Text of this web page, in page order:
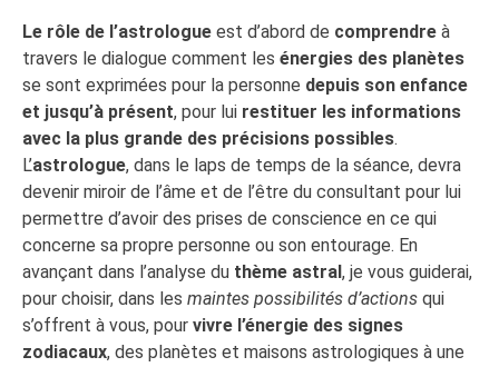
Le rôle de l’astrologue est d’abord de comprendre à
travers le dialogue comment les énergies des planètes
se sont exprimées pour la personne depuis son enfance
et jusqu’à présent, pour lui restituer les informations
avec la plus grande des précisions possibles.
L’astrologue, dans le laps de temps de la séance, devra
devenir miroir de l’âme et de l’être du consultant pour lui
permettre d’avoir des prises de conscience en ce qui
concerne sa propre personne ou son entourage. En
avançant dans l’analyse du thème astral , je vous guiderai,
pour choisir, dans les maintes possibilités d’actions qui
s’offrent à vous, pour vivre l’énergie des signes
zodiacaux, des planètes et maisons astrologiques à une